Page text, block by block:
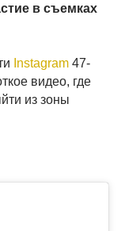
в съемках
Instagram 47-
видео, где
из зоны